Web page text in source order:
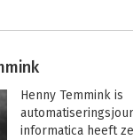
Henny Temmink is
informatica heeft